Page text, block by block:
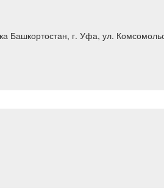
Башкортостан, г. Уфа, ул.